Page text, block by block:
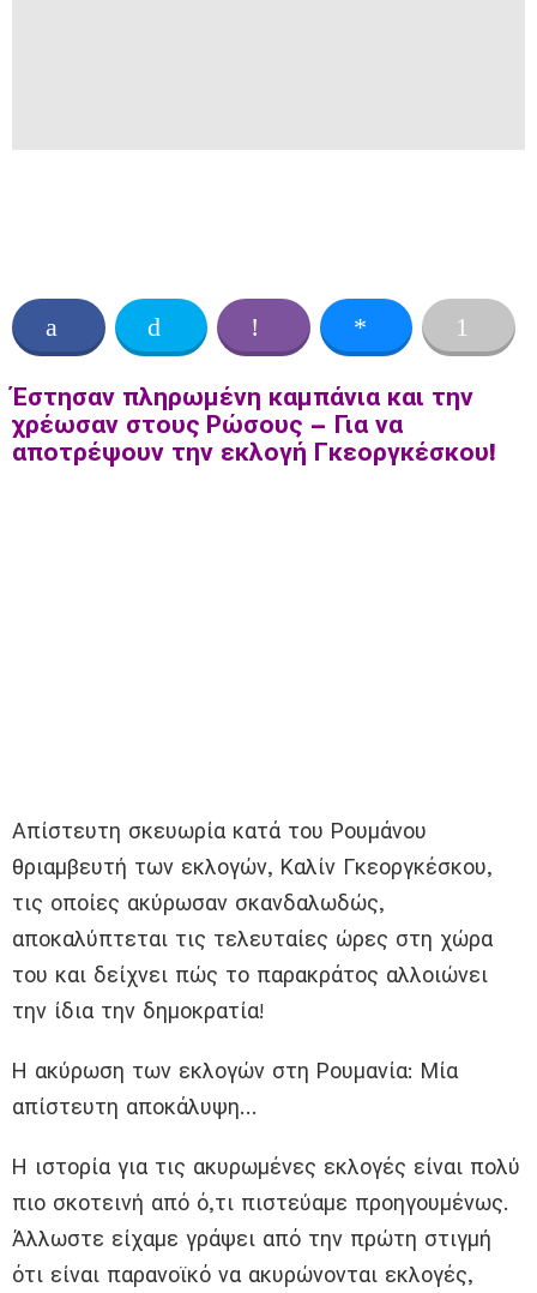
Έστησαν πληρωμένη καμπάνια και την
χρέωσαν στους Ρώσους – Για να
αποτρέψουν την εκλογή Γκεοργκέσκου!
Απίστευτη σκευωρία κατά του Ρουμάνου
θριαμβευτή των εκλογών, Καλίν Γκεοργκέσκου,
τις οποίες ακύρωσαν σκανδαλωδώς,
αποκαλύπτεται τις τελευταίες ώρες στη χώρα
του και δείχνει πώς το παρακράτος αλλοιώνει
την ίδια την δημοκρατία!
Η ακύρωση των εκλογών στη Ρουμανία: Μία
απίστευτη αποκάλυψη…
Η ιστορία για τις ακυρωμένες εκλογές είναι πολύ
πιο σκοτεινή από ό,τι πιστεύαμε προηγουμένως.
Άλλωστε είχαμε γράψει από την πρώτη στιγμή
ότι είναι παρανοϊκό να ακυρώνονται εκλογές,